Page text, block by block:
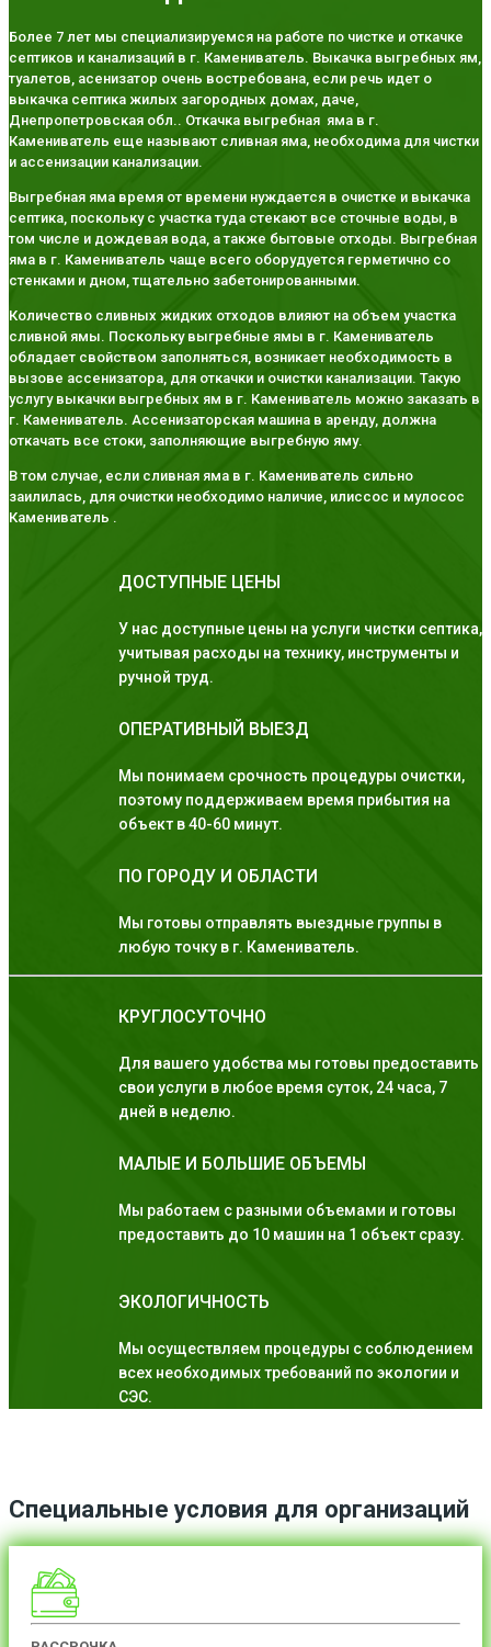
Более 7 лет мы специализируемся на работе по чистке и откачке
септиков и канализаций в г. Камениватель. Выкачка выгребных ям,
туалетов, асенизатор очень востребована, если речь идет о
выкачка септика жилых загородных домах, даче,
Днепропетровская обл.. Откачка выгребная яма в г.
Камениватель еще называют сливная яма, необходима для чистки
и ассенизации канализации.
Выгребная яма время от времени нуждается в очистке и выкачка
септика, поскольку с участка туда стекают все сточные воды, в
том числе и дождевая вода, а также бытовые отходы. Выгребная
яма в г. Камениватель чаще всего оборудуется герметично со
стенками и дном, тщательно забетонированными.
Количество сливных жидких отходов влияют на объем участка
сливной ямы. Поскольку выгребные ямы в г. Камениватель
обладает свойством заполняться, возникает необходимость в
вызове ассенизатора, для откачки и очистки канализации. Такую
услугу выкачки выгребных ям в г. Камениватель можно заказать в
г. Камениватель. Ассенизаторская машина в аренду, должна
откачать все стоки, заполняющие выгребную яму.
В том случае, если сливная яма в г. Камениватель сильно
заилилась, для очистки необходимо наличие, илиссос и мулосос
Камениватель .
ДОСТУПНЫЕ ЦЕНЫ
У нас доступные цены на услуги чистки септика,
учитывая расходы на технику, инструменты и
ручной труд.
ОПЕРАТИВНЫЙ ВЫЕЗД
Мы понимаем срочность процедуры очистки,
поэтому поддерживаем время прибытия на
объект в 40-60 минут.
ПО ГОРОДУ И ОБЛАСТИ
Мы готовы отправлять выездные группы в
любую точку в г. Камениватель.
КРУГЛОСУТОЧНО
Для вашего удобства мы готовы предоставить
свои услуги в любое время суток, 24 часа, 7
дней в неделю.
МАЛЫЕ И БОЛЬШИЕ ОБЪЕМЫ
Мы работаем с разными объемами и готовы
предоставить до 10 машин на 1 объект сразу.
ЭКОЛОГИЧНОСТЬ
Мы осуществляем процедуры с соблюдением
всех необходимых требований по экологии и
СЭС.
Специальные условия для организаций